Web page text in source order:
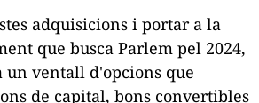
adquisicions i portar a la
que busca Parlem pel 2024,
un ventall d'opcions que
de capital, bons convertibles